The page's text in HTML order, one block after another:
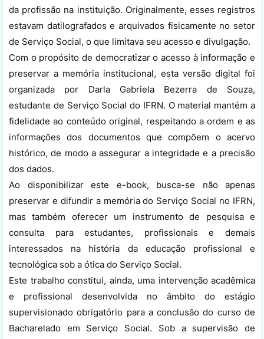
da profissão na instituição. Originalmente, esses registros
estavam datilografados e arquivados fisicamente no setor
de Serviço Social, o que limitava seu acesso e divulgação.
Com o propósito de democratizar o acesso à informação e
preservar a memória institucional, esta versão digital foi
organizada por Darla Gabriela Bezerra de Souza,
estudante de Serviço Social do IFRN. O material mantém a
fidelidade ao conteúdo original, respeitando a ordem e as
informações dos documentos que compõem o acervo
histórico, de modo a assegurar a integridade e a precisão
dos dados.
Ao disponibilizar este e-book, busca-se não apenas
preservar e difundir a memória do Serviço Social no IFRN,
mas também oferecer um instrumento de pesquisa e
consulta para estudantes, profissionais e demais
interessados na história da educação profissional e
tecnológica sob a ótica do Serviço Social.
Este trabalho constitui, ainda, uma intervenção acadêmica
e profissional desenvolvida no âmbito do estágio
supervisionado obrigatório para a conclusão do curso de
Bacharelado em Serviço Social. Sob a supervisão de